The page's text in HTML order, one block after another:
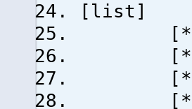
[list]
[*]Có
[*]Có
[*]Có